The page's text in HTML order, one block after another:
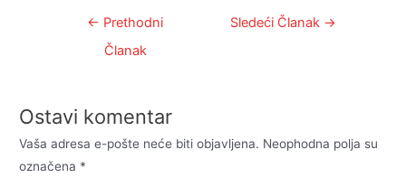
Kretanje← Prethodni
Članak
Sledeći Članak →
Ostavi komentar
Vaša adresa e-pošte neće biti objavljena. Neophodna polja su
označena *